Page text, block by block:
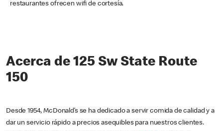
restaurantes ofrecen wifi de cortesía.
Acerca de 125 Sw State Route
150
Desde 1954, McDonald’s se ha dedicado a servir comida de calidad y a
dar un servicio rápido a precios asequibles para nuestros clientes.